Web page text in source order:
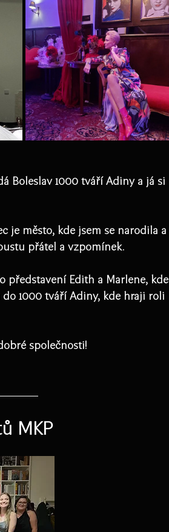
Boleslav 1000 tváří Adiny a já si
je město, kde jsem se narodila a
přátel a vzpomínek.
představení Edith a Marlene, kde
1000 tváří Adiny, kde hraji roli
společnosti!
MKP